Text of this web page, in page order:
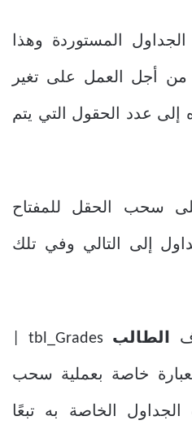
المستوردة وهذا
أجل العمل على تغير
إلى عدد الحقول التي يتم
سحب الحقل للمفتاح
إلى التالي وفي تلك
الطالب tbl_Grades |
خاصة بعملية سحب
الخاصة به تبعًا